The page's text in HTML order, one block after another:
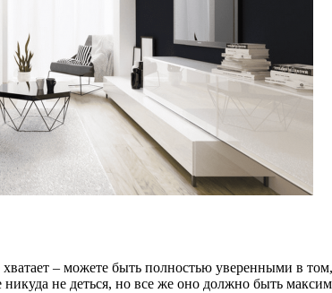
– можете быть полностью уверенными в
не деться, но все же оно должно быть